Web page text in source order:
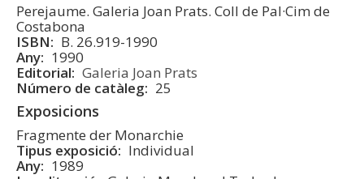
Perejaume. Galeria Joan Prats. Coll de Pal·Cim de
Costabona
ISBN
B. 26.919-1990
Any
1990
Editorial
Galeria Joan Prats
Número de catàleg
25
Exposicions
Fragmente der Monarchie
Tipus exposició
Individual
Any
1989